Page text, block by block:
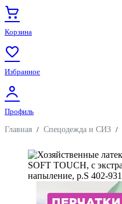
Корзина
Избранное
Профиль
Главная / Спецодежда и СИЗ /